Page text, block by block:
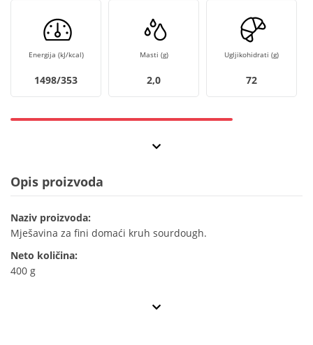
Energija (kJ/kcal)
1498/353
Masti (g)
2,0
Ugljikohidrati (g)
72
Opis proizvoda
Naziv proizvoda:
Mješavina za fini domaći kruh sourdough.
Neto količina:
400 g